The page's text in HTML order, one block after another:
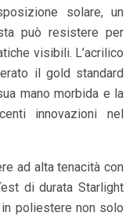
solare, un
può resistere per
visibili. L’acrilico
il gold standard
mano morbida e la
innovazioni nel
ad alta tenacità con
di durata Starlight
poliestere non solo